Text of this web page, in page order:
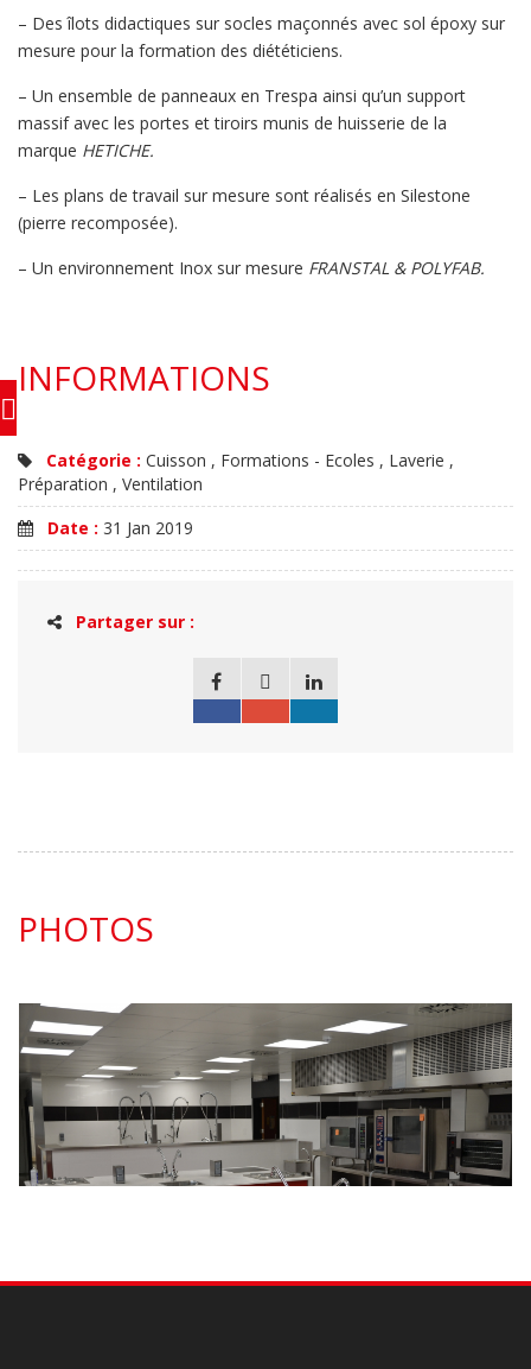
– Des îlots didactiques sur socles maçonnés avec sol époxy sur
mesure pour la formation des diététiciens.
– Un ensemble de panneaux en Trespa ainsi qu’un support
massif avec les portes et tiroirs munis de huisserie de la
marque HETICHE.
– Les plans de travail sur mesure sont réalisés en Silestone
(pierre recomposée).
– Un environnement Inox sur mesure FRANSTAL & POLYFAB.
INFORMATIONS
Catégorie : Cuisson , Formations - Ecoles , Laverie ,
Préparation , Ventilation
Date : 31 Jan 2019
Partager sur :
PHOTOS